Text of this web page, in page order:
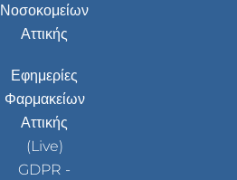
Νοσοκομείων
Αττικής
Εφημερίες
Φαρμακείων
Αττικής
(Live)
GDPR -